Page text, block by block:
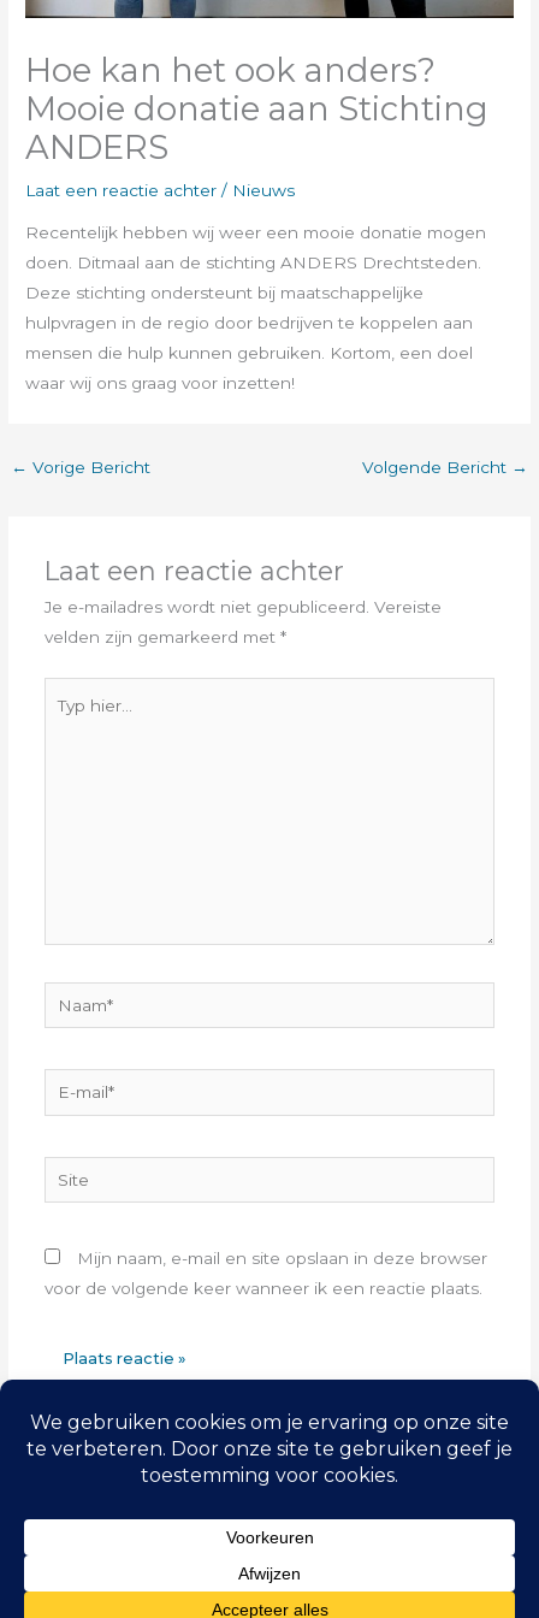
Hoe kan het ook anders?
Mooie donatie aan Stichting
ANDERS
Laat een reactie achter / Nieuws
Recentelijk hebben wij weer een mooie donatie mogen
doen. Ditmaal aan de stichting ANDERS Drechtsteden.
Deze stichting ondersteunt bij maatschappelijke
hulpvragen in de regio door bedrijven te koppelen aan
mensen die hulp kunnen gebruiken. Kortom, een doel
waar wij ons graag voor inzetten!
← Vorige Bericht Volgende Bericht →
Laat een reactie achter
Je e-mailadres wordt niet gepubliceerd. Vereiste
velden zijn gemarkeerd met *
hier...
mail*
Site
Mijn naam, e-mail en site opslaan in deze browser
voor de volgende keer wanneer ik een reactie plaats.
Tafelronde 140